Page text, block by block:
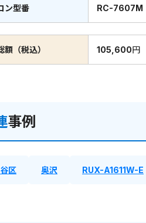
ン型番 RC-7607M
額（税込） 105,600円
事例
区 奥沢 RUX-A1611W-E